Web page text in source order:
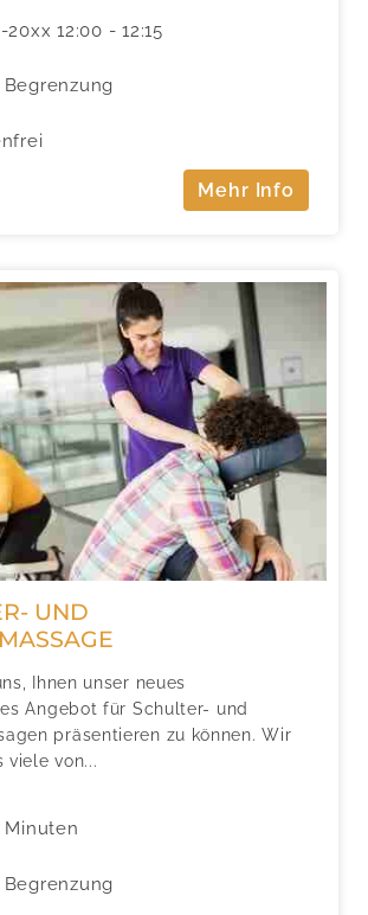
20xx 12:00 - 12:15
Mehr Info
UND
Ihnen unser neues
Angebot für Schulter- und
präsentieren zu können. Wir
viele von...
Minuten